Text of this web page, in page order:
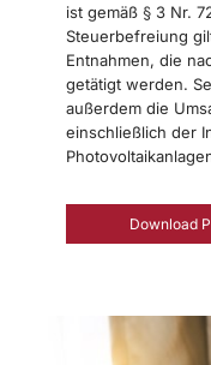
ist gemäß § 3 Nr.
Steuerbefreiung
Entnahmen, die
getätigt werden.
außerdem die
einschließlich der
Download